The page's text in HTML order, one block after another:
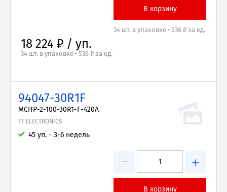
34 шт. в упаковке • 536 ₽ за ед.
18 224 ₽ / уп.
34 шт. в упаковке • 536 ₽ за ед.
94047-30R1F
MCHP-2-100-30R1-F-420A
TT ELECTRONICS
45 уп. - 3-6 недель
− +